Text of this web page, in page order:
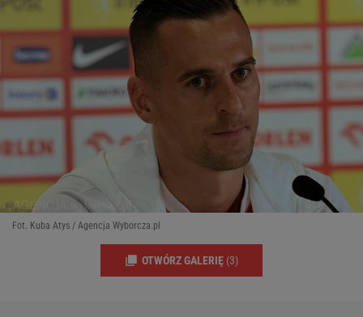
Fot. Kuba Atys / Agencja Wyborcza.pl
OTWÓRZ GALERIĘ (3)